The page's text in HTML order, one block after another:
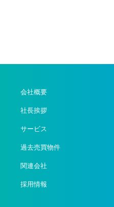
会社概要
社長挨拶
サービス
過去売買物件
関連会社
採用情報